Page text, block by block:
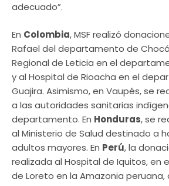
adecuado”.
En Colombia, MSF realizó
Rafael del departamento de
Regional de Leticia en el
y al Hospital de Rioacha en el
Guajira. Asimismo, en Vaupés, se
a las autoridades sanitarias
departamento. En Honduras, se
al Ministerio de Salud destinado a
adultos mayores. En Perú, la
realizada al Hospital de Iquitos, en
de Loreto en la Amazonia peruana,